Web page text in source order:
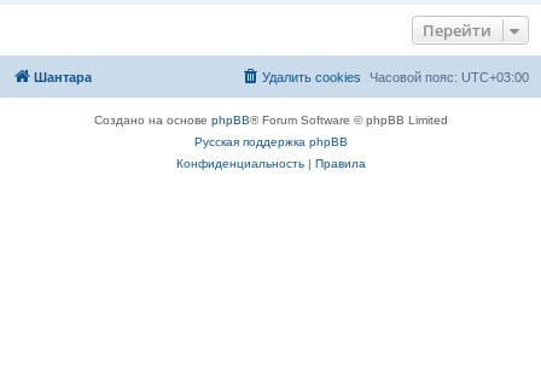
Перейти
Шантара Часовой пояс: UTC+03:00
Удалить cookies
Создано на основе phpBB® Forum Software © phpBB Limited
Русская поддержка phpBB
Конфиденциальность| Правила